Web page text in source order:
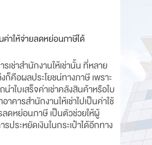
ค่าให้จ่ายลดหย่อนภาษีได้
เช่าสำนักงานให้เช่านั้น ที่หลาย
ก็คือผลประโยชน์ทางภาษี เพราะ
นำใบเสร็จค่าเช่าคลังสินค้าหรือใบ
อาคารสำนักงานให้เช่าไปเป็นค่าใช้
ลดหย่อนภาษี เป็นตัวช่วยให้ผู้
ประหยัดเงินในกระเป๋าได้อีกทาง